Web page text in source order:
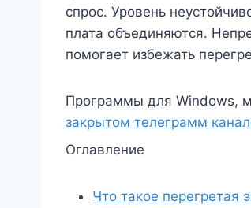
спрос. Уровень
плата объединяются.
помогает избежать
Программы для Windows,
закрытом телеграмм
Оглавление
Что такое перегретая